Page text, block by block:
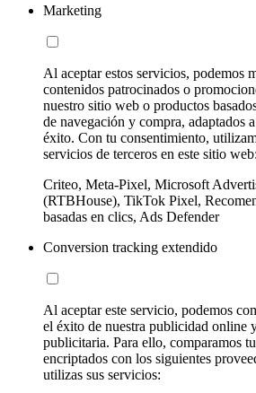
Marketing
Al aceptar estos servicios, podemos
contenidos patrocinados o
nuestro sitio web o productos
de navegación y compra, adaptados
éxito. Con tu consentimiento,
servicios de terceros en este sitio web:
Criteo, Meta-Pixel, Microsoft
(RTBHouse), TikTok Pixel,
basadas en clics, Ads Defender
Conversion tracking extendido
Al aceptar este servicio, podemos
el éxito de nuestra publicidad online
publicitaria. Para ello, comparamos
encriptados con los siguientes
utilizas sus servicios: